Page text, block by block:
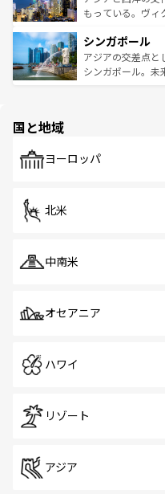
が旅行者を迎えて
参照してほしい。
いビーチでリゾー
激する。気候は一
が待っている。親
た文化、そして多
もっている。ヴィ
み、どこを訪れて
ており、効率よく
うな絶景から文化
シンガポール
アジアの交差点と
シンガポール。未
で、ホーカーズは
国と地域
ヨーロッパ
北米
中南米
オセアニア
ハワイ
リゾート
アジア